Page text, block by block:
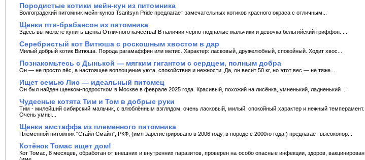
Породистые котики мейн-кун из питомника
Волгоградский питомник мейн-кунов Tsaritsyn Pride предлагает замечательных котиков красного окраса с отличным...
Щенки пти-брабансон из питомника
Здесь вы можете купить щенка Отличного качества! В наличии чёрно-подпалые мальчики и девочка бельгийский гриффон. ...
Серебристый кот Витюша с роскошным хвостом в дар
Милый добрый котик Витюша. Порода рагамаффин или метис. Характер: ласковый, дружелюбный, спокойный. Ходит хвос...
Познакомьтесь с Дынькой — мягким гигантом с сердцем, полным добра
Он — не просто пёс, а настоящее воплощение уюта, спокойствия и нежности. Да, он весит 50 кг, но этот вес — не тяже...
Ищет семью Лис — идеальный питомец
Он был найден щенком-подростком в Москве в феврале 2025 года. Красивый, похожий на лисёнка, умненький, ладненький ...
Чудесные котята Тим и Том в добрые руки
Тим - милейший сибирский мальчик, с влюблённым взглядом, очень ласковый, милый, спокойный характер и нежный темперамент.
Очень умны...
Щенки амстаффа из племенного питомника
Племенной питомник "Стайл Смайл", РКФ, (имя зарегистрировано в 2006 году, в породе с 2000го года ) предлагает высокопор...
Котёнок Томас ищет дом!
Кот Томас, 8 месяцев, обpаботан от внешних и внутренних паразитов, проверен на особо опасные инфекции, здоров, вакцинирован
(име...